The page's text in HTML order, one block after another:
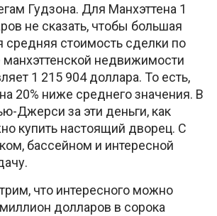
Гудзона. Для Манхэттена 1
не сказать, чтобы большая
средняя стоимость сделки по
недвижимости
1 215 904 доллара. То есть,
20% ниже среднего значения. В
Джерси за эти деньги, как
купить настоящий дворец. С
бассейном и интересной
что интересного можно
долларов в сорока